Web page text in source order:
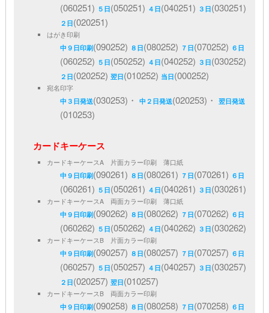
(060251) ５日(050251) ４日(040251) ３日(030251)
２日(020251)
はがき印刷
中９日印刷(090252) ８日(080252) ７日(070252) ６日
(060252) ５日(050252) ４日(040252) ３日(030252)
２日(020252)翌日(010252) 当日(000252)
宛名印字
中３日発送(030253)・中２日発送(020253)・翌日発送
(010253)
カードキーケース
カードキーケースA 片面カラー印刷 薄口紙
中９日印刷(090261) ８日(080261) ７日(070261) ６日
(060261) ５日(050261) ４日(040261) ３日(030261)
カードキーケースA 両面カラー印刷 薄口紙
中９日印刷(090262) ８日(080262) ７日(070262) ６日
(060262) ５日(050262) ４日(040262) ３日(030262)
カードキーケースB 片面カラー印刷
中９日印刷(090257) ８日(080257) ７日(070257) ６日
(060257) ５日(050257) ４日(040257) ３日(030257)
２日(020257)翌日(010257)
カードキーケースB 両面カラー印刷
中９日印刷(090258) ８日(080258) ７日(070258) ６日